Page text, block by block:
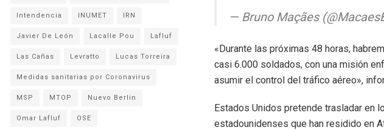
— Bruno Maçães
«Durante las próximas 48 horas,
casi 6.000 soldados, con una misión
asumir el control del tráfico aéreo»,
Estados Unidos pretende trasladar en
estadounidenses que han residido en
Intendencia INUMET IRN
Javier De León Lacalle Pou Lafluf
Las Cañas Levratto Lucas Torreira
Medidas sanitarias por Coronavirus
MSP MTOP Nuevo Berlin
Omar Lafluf OSE